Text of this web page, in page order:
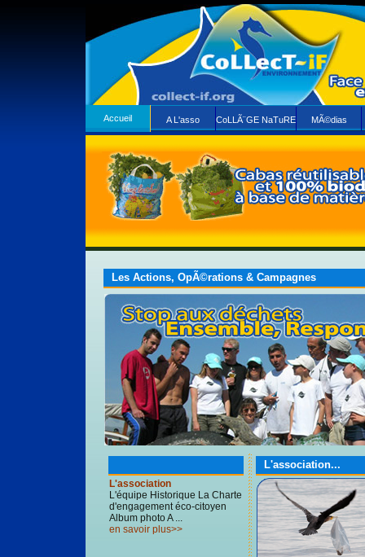
Accueil A L'asso CoLLÃ¨GE NaTuRE MÃ©dias
Les Actions, OpÃ©rations & Campagnes
L'association
L'équipe Historique La Charte
d'engagement éco-citoyen
Album photo A ...
en savoir plus>>
L'association...